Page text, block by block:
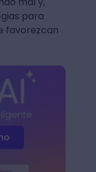
para
favorezcan